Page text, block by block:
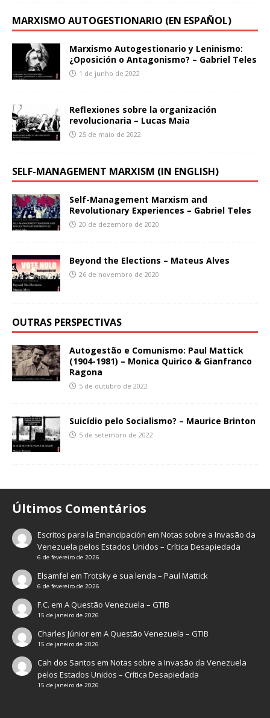
MARXISMO AUTOGESTIONARIO (EN ESPAÑOL)
Marxismo Autogestionario y Leninismo:
¿Oposición o Antagonismo? – Gabriel Teles
1 de junho de 2022
Reflexiones sobre la organización
revolucionaria – Lucas Maia
25 de maio de 2022
SELF-MANAGEMENT MARXISM (IN ENGLISH)
Self-Management Marxism and
Revolutionary Experiences – Gabriel Teles
20 de dezembro de 2020
Beyond the Elections – Mateus Alves
26 de novembro de 2020
OUTRAS PERSPECTIVAS
Autogestão e Comunismo: Paul Mattick
(1904-1981) – Monica Quirico & Gianfranco
Ragona
5 de outubro de 2022
Suicídio pelo Socialismo? – Maurice Brinton
5 de setembro de 2022
Últimos Comentários
Escritos para la Emancipación emNotas sobre a Invasão da
Venezuela pelos Estados Unidos – Crítica Desapiedada
6 de fevereiro de 2026
Elsamfel emTrotsky e sua lenda – Paul Mattick
6 de fevereiro de 2026
F.C. emA Questão Venezuela – GTIB
15 de janeiro de 2026
Charles JúnioremA Questão Venezuela – GTIB
15 de janeiro de 2026
Cah dos Santos emNotas sobre a Invasão da Venezuela
pelos Estados Unidos – Crítica Desapiedada
15 de janeiro de 2026